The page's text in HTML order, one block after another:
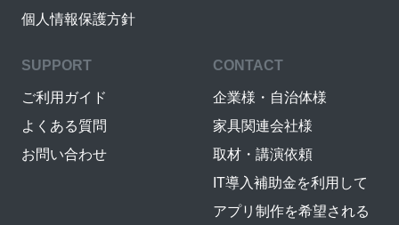
個人情報保護方針
SUPPORT
ご利用ガイド
よくある質問
お問い合わせ
CONTACT
企業様・自治体様
家具関連会社様
取材・講演依頼
IT導入補助金を利用して
アプリ制作を希望される